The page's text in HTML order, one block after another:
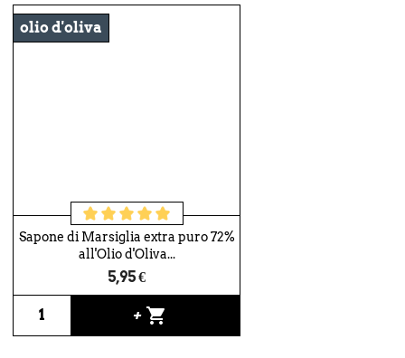
Sapone di Marsiglia extra puro 72%
all'Olio d'Oliva...
5,95 €
+ shopping_cart
olio d'oliva